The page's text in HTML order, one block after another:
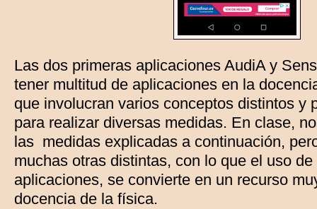
Las dos primeras aplicaciones AudiA y
tener multitud de aplicaciones en la
que involucran varios conceptos distintos y
para realizar diversas medidas. En clase,
las medidas explicadas a continuación,
muchas otras distintas, con lo que el uso
aplicaciones, se convierte en un recurso
docencia de la física.